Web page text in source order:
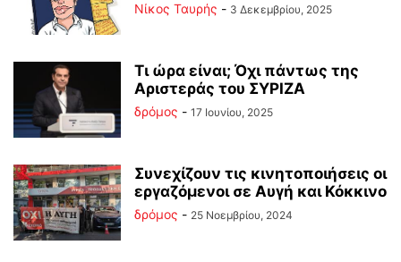
Νίκος Ταυρής - 3 Δεκεμβρίου, 2025
Τι ώρα είναι; Όχι πάντως της
Αριστεράς του ΣΥΡΙΖΑ
δρόμος - 17 Ιουνίου, 2025
Συνεχίζουν τις κινητοποιήσεις οι
εργαζόμενοι σε Αυγή και Κόκκινο
δρόμος - 25 Νοεμβρίου, 2024